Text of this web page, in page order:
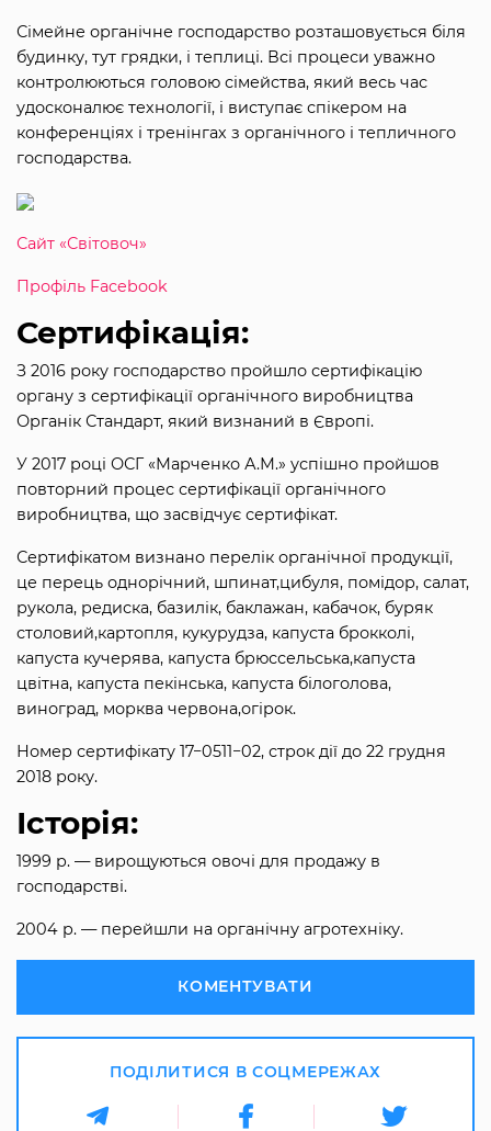
Сімейне органічне господарство розташовується біля
будинку, тут грядки, і теплиці. Всі процеси уважно
контролюються головою сімейства, який весь час
удосконалює технології, і виступає спікером на
конференціях і тренінгах з органічного і тепличного
господарства.
Сайт «Світовоч»
Профіль Facebook
Сертифікація:
З 2016 року господарство пройшло сертифікацію
органу з сертифікації органічного виробництва
Органік Стандарт, який визнаний в Європі.
У 2017 році ОСГ «Марченко А.М.» успішно пройшов
повторний процес сертифікації органічного
виробництва, що засвідчує сертифікат.
Сертифікатом визнано перелік органічної продукції,
це перець однорічний, шпинат,цибуля, помідор, салат,
рукола, редиска, базилік, баклажан, кабачок, буряк
столовий,картопля, кукурудза, капуста брокколі,
капуста кучерява, капуста брюссельська,капуста
цвітна, капуста пекінська, капуста білоголова,
виноград, морква червона,огірок.
Номер сертифікату 17−0511−02, строк дії до 22 грудня
2018 року.
Історія:
1999 р. — вирощуються овочі для продажу в
господарстві.
2004 р. — перейшли на органічну агротехніку.
КОМЕНТУВАТИ
ПОДІЛИТИСЯ В СОЦМЕРЕЖАХ